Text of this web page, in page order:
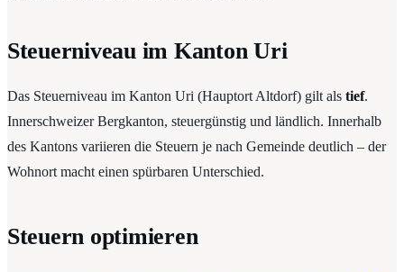
Steuerniveau im Kanton Uri
Das Steuerniveau im Kanton Uri (Hauptort Altdorf) gilt als tief.
Innerschweizer Bergkanton, steuergünstig und ländlich. Innerhalb
des Kantons variieren die Steuern je nach Gemeinde deutlich – der
Wohnort macht einen spürbaren Unterschied.
Steuern optimieren